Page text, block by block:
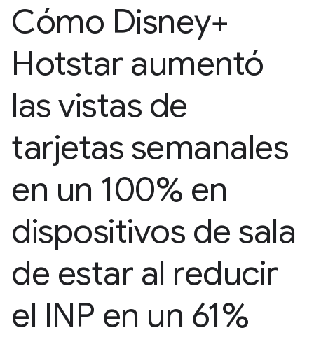
Cómo Disney+
Hotstar aumentó
las vistas de
tarjetas semanales
en un 100% en
dispositivos de sala
de estar al reducir
el INP en un 61%